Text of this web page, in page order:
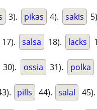
3). pikas 4). sakis
17). salsa 18). lacks
30). ossia 31). polka
pills 44). salal 45).